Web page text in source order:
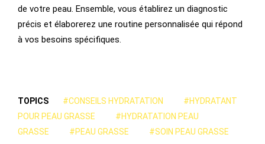
de votre peau. Ensemble, vous établirez un diagnostic
précis et élaborerez une routine personnalisée qui répond
à vos besoins spécifiques.
TOPICS #CONSEILS HYDRATATION
#HYDRATANT
POUR PEAU GRASSE
#HYDRATATION PEAU
GRASSE
#PEAU GRASSE #SOIN PEAU GRASSE